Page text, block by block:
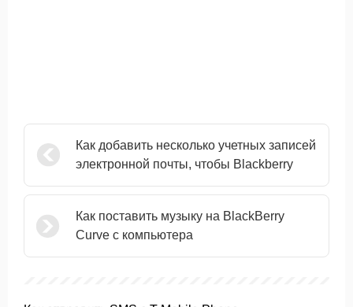
Как добавить несколько учетных записей
электронной почты, чтобы Blackberry
Как поставить музыку на BlackBerry
Curve с компьютера